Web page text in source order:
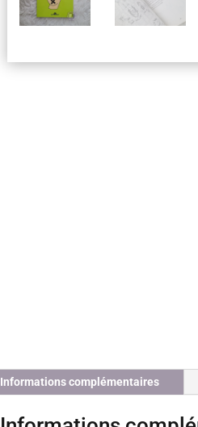
Informations complémentaires